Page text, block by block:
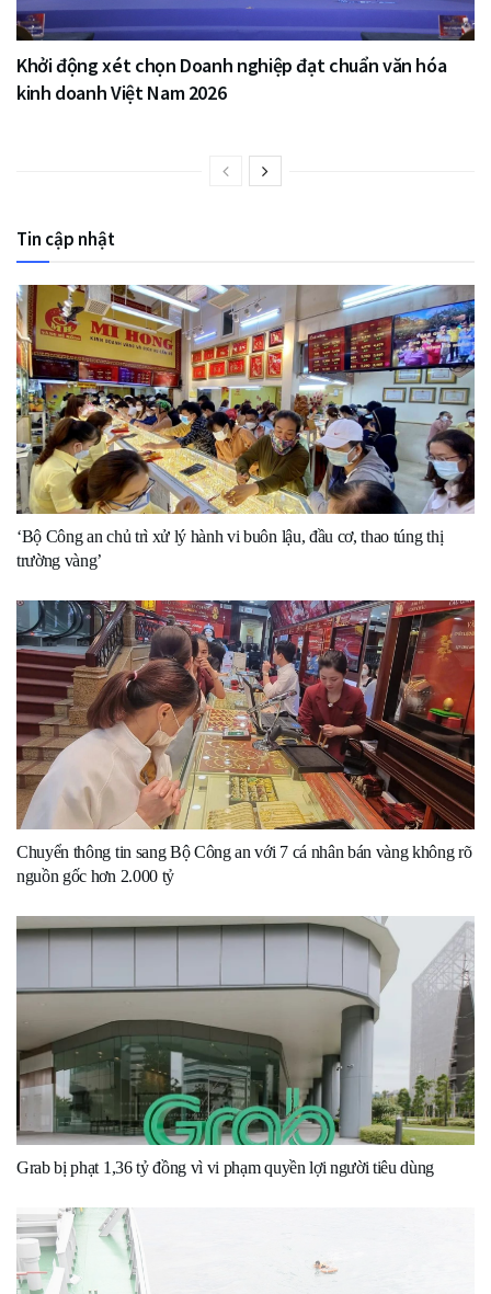
Khởi động xét chọn Doanh nghiệp đạt chuẩn văn hóa
kinh doanh Việt Nam 2026
Tin cập nhật
‘Bộ Công an chủ trì xử lý hành vi buôn lậu, đầu cơ, thao túng thị
trường vàng’
Chuyển thông tin sang Bộ Công an với 7 cá nhân bán vàng không rõ
nguồn gốc hơn 2.000 tỷ
Grab bị phạt 1,36 tỷ đồng vì vi phạm quyền lợi người tiêu dùng